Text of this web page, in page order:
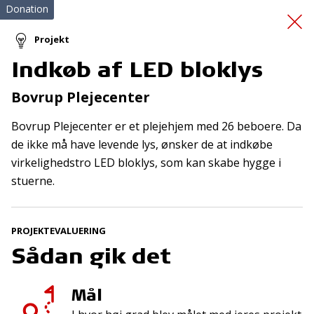
Beboerferie i Husum
nord
Donation
Projekt
Indkøb af LED bloklys
Bovrup Plejecenter
Bovrup Plejecenter er et plejehjem med 26 beboere. Da
de ikke må have levende lys, ønsker de at indkøbe
virkelighedstro LED bloklys, som kan skabe hygge i
stuerne.
PROJEKTEVALUERING
Sådan gik det
Mål
Tilmeld nyhedsbrev
De seneste nyheder om TrygFondens og TryghedsGruppens
aktiviteter direkte i din indbakke.